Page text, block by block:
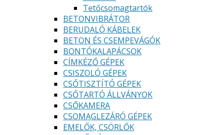
Tetőcsomagtartók
BETONVIBRÁTOR
BERUDALÓ KÁBELEK
BETON ÉS CSEMPEVÁGÓK
BONTÓKALAPÁCSOK
CÍMKÉZŐ GÉPEK
CSISZOLÓ GÉPEK
CSŐTISZTÍTÓ GÉPEK
CSŐTARTÓ ÁLLVÁNYOK
CSŐKAMERA
CSOMAGLEZÁRÓ GÉPEK
EMELŐK, CSÖRLŐK